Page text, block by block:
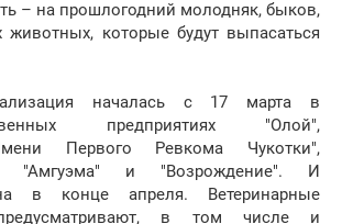
– на прошлогодний молодняк, быков,
животных, которые будут выпасаться
началась с 17 марта в
предприятиях "Олой",
Первого Ревкома Чукотки",
"Амгуэма" и "Возрождение". И
в конце апреля. Ветеринарные
в том числе и